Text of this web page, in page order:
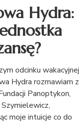
Hydra:
odcinku wakacyjnej
Hydra rozmawiam z
Panoptykon,
moje intuicje co do